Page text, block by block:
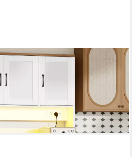
mit Arbeitsplatte und
amovible